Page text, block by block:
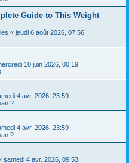
Guide to This Weight
« jeudi 6 août 2026, 07:56
10 juin 2026, 00:19
4 avr. 2026, 23:59
?
4 avr. 2026, 23:59
?
samedi 4 avr. 2026, 09:53